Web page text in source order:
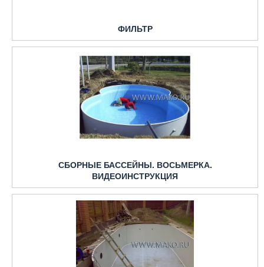
ФИЛЬТР
СБОРНЫЕ БАССЕЙНЫ. ВОСЬМЕРКА.
ВИДЕОИНСТРУКЦИЯ